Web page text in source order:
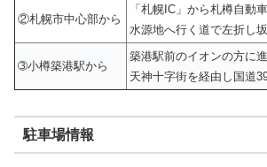
②札幌市中心部から
「札幌IC」から札樽自
水源地へ行く道で左折し
➂小樽築港駅から
築港駅前のイオンの方に
天神十字街を経由し国道
駐車場情報